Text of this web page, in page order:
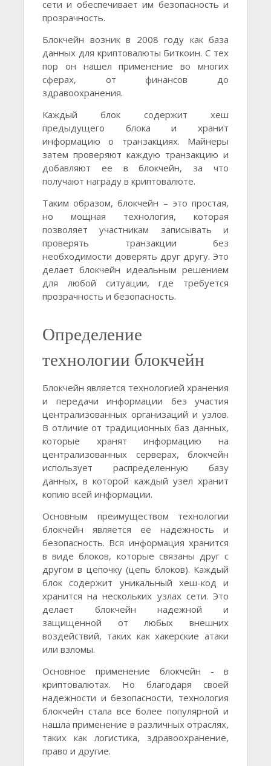
сети и обеспечивает им безопасность и
прозрачность.
Блокчейн возник в 2008 году как база
данных для криптовалюты Биткоин. С тех
пор он нашел применение во многих
сферах, от финансов до
здравоохранения.
Каждый блок содержит хеш
предыдущего блока и хранит
информацию о транзакциях. Майнеры
затем проверяют каждую транзакцию и
добавляют ее в блокчейн, за что
получают награду в криптовалюте.
Таким образом, блокчейн – это простая,
но мощная технология, которая
позволяет участникам записывать и
проверять транзакции без
необходимости доверять друг другу. Это
делает блокчейн идеальным решением
для любой ситуации, где требуется
прозрачность и безопасность.
Определение
технологии блокчейн
Блокчейн является технологией хранения
и передачи информации без участия
централизованных организаций и узлов.
В отличие от традиционных баз данных,
которые хранят информацию на
централизованных серверах, блокчейн
использует распределенную базу
данных, в которой каждый узел хранит
копию всей информации.
Основным преимуществом технологии
блокчейн является ее надежность и
безопасность. Вся информация хранится
в виде блоков, которые связаны друг с
другом в цепочку (цепь блоков). Каждый
блок содержит уникальный хеш-код и
хранится на нескольких узлах сети. Это
делает блокчейн надежной и
защищенной от любых внешних
воздействий, таких как хакерские атаки
или взломы.
Основное применение блокчейн - в
криптовалютах. Но благодаря своей
надежности и безопасности, технология
блокчейн стала все более популярной и
нашла применение в различных отраслях,
таких как логистика, здравоохранение,
право и другие.